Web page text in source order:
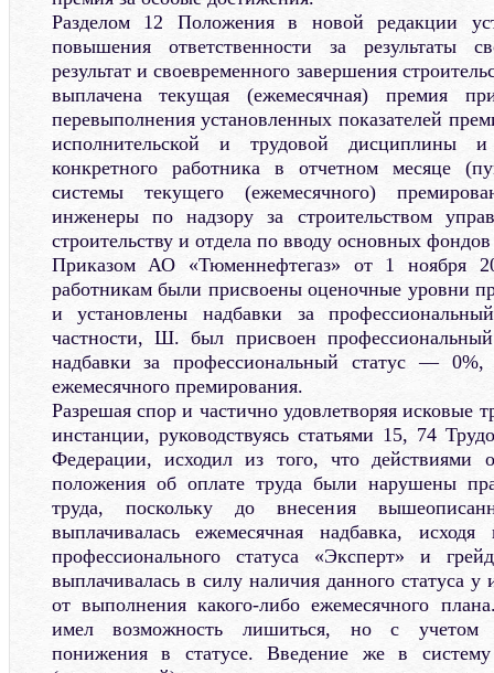
Разделом 12 Положения в новой редакции
повышения ответственности за результаты
результат и своевременного завершения
выплачена текущая (ежемесячная) премия
перевыполнения установленных показателей
исполнительской и трудовой дисциплины
конкретного работника в отчетном месяце
системы текущего (ежемесячного)
инженеры по надзору за строительством
строительству и отдела по вводу основных
Приказом АО «Тюменнефтегаз» от 1 ноября
работникам были присвоены оценочные уровни
и установлены надбавки за
частности, Ш. был присвоен
надбавки за профессиональный статус — 0%,
ежемесячного премирования.
Разрешая спор и частично удовлетворяя исковые
инстанции, руководствуясь статьями 15, 74
Федерации, исходил из того, что действиями
положения об оплате труда были нарушены
труда, поскольку до внесения
выплачивалась ежемесячная надбавка,
профессионального статуса «Эксперт» и
выплачивалась в силу наличия данного статуса
от выполнения какого-либо ежемесячного
имел возможность лишиться, но с учетом
понижения в статусе. Введение же в